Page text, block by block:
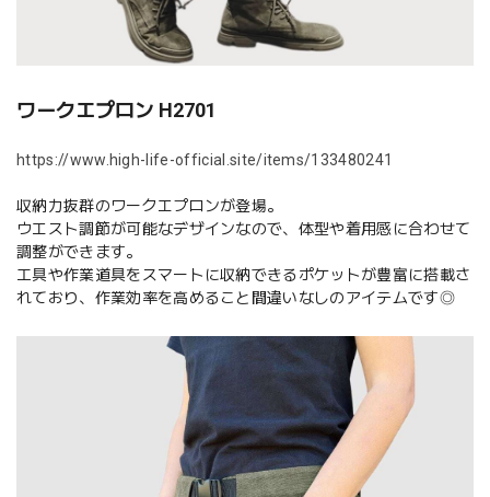
ワークエプロン H2701
https://www.high-life-official.site/items/133480241
収納力抜群のワークエプロンが登場。
ウエスト調節が可能なデザインなので、体型や着用感に合わせて
調整ができます。
工具や作業道具をスマートに収納できるポケットが豊富に搭載さ
れており、作業効率を高めること間違いなしのアイテムです◎